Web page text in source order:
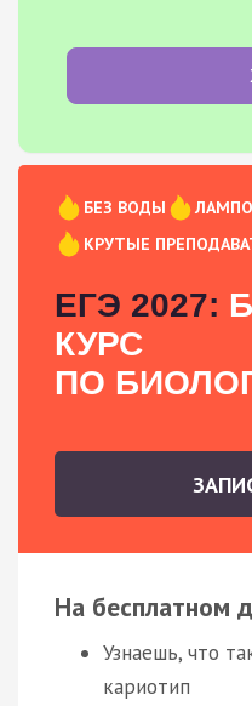
БЕЗ ВОДЫ
КРУТЫЕ
ЕГЭ 2027:
КУРС
ПО
На бесплатном
Узнаешь, что
кариотип